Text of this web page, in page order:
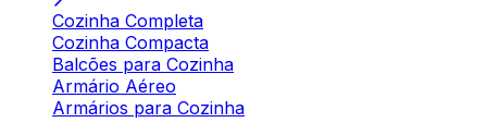
Cozinha Completa
Cozinha Compacta
Balcões para Cozinha
Armário Aéreo
Armários para Cozinha